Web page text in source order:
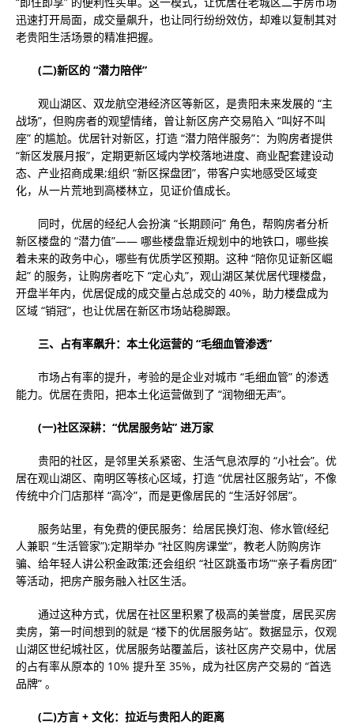
迅速打开局面，成交量飙升，也让同行纷纷效仿，却难以复制其对
老贵阳生活场景的精准把握。
(二)新区的 “潜力陪伴”
观山湖区、双龙航空港经济区等新区，是贵阳未来发展的 “主
战场”，但购房者的观望情绪，曾让新区房产交易陷入 “叫好不叫
座” 的尴尬。优居针对新区，打造 “潜力陪伴服务”：为购房者提供
“新区发展月报”，定期更新区域内学校落地进度、商业配套建设动
态、产业招商成果;组织 “新区探盘团”，带客户实地感受区域变
化，从一片荒地到高楼林立，见证价值成长。
同时，优居的经纪人会扮演 “长期顾问” 角色，帮购房者分析
新区楼盘的 “潜力值”—— 哪些楼盘靠近规划中的地铁口，哪些挨
着未来的政务中心，哪些有优质学区预期。这种 “陪你见证新区崛
起” 的服务，让购房者吃下 “定心丸”，观山湖区某优居代理楼盘，
开盘半年内，优居促成的成交量占总成交的 40%，助力楼盘成为
区域 “销冠”，也让优居在新区市场站稳脚跟。
三、占有率飙升：本土化运营的 “毛细血管渗透”
市场占有率的提升，考验的是企业对城市 “毛细血管” 的渗透
能力。优居在贵阳，把本土化运营做到了 “润物细无声”。
(一)社区深耕：“优居服务站” 进万家
贵阳的社区，是邻里关系紧密、生活气息浓厚的 “小社会”。优
居在观山湖区、南明区等核心区域，打造 “优居社区服务站”，不像
传统中介门店那样 “高冷”，而是更像居民的 “生活好邻居”。
服务站里，有免费的便民服务：给居民换灯泡、修水管(经纪
人兼职 “生活管家”);定期举办 “社区购房课堂”，教老人防购房诈
骗、给年轻人讲公积金政策;还会组织 “社区跳蚤市场”“亲子看房团”
等活动，把房产服务融入社区生活。
通过这种方式，优居在社区里积累了极高的美誉度，居民买房
卖房，第一时间想到的就是 “楼下的优居服务站”。数据显示，仅观
山湖区世纪城社区，优居服务站覆盖后，该社区房产交易中，优居
的占有率从原本的 10% 提升至 35%，成为社区房产交易的 “首选
品牌” 。
(二)方言 + 文化：拉近与贵阳人的距离